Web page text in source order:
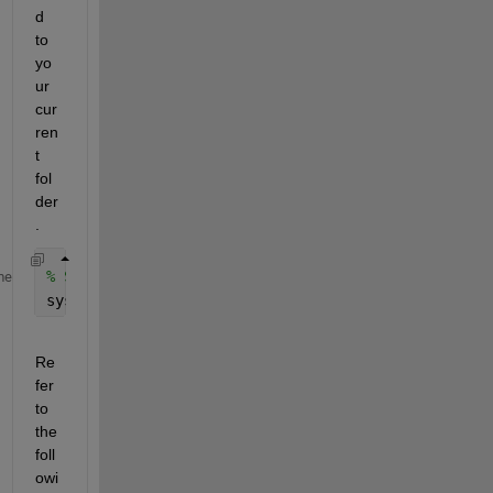
d
to
yo
ur
cur
ren
t
fol
der
% Sample usage of system command
system(
Re
fer
to
the
foll
owi